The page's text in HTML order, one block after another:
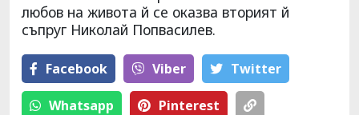
любов на живота й се оказва вторият й
съпруг Николай Попвасилев.
Facebook Viber Тwitter
Whatsapp Pinterest